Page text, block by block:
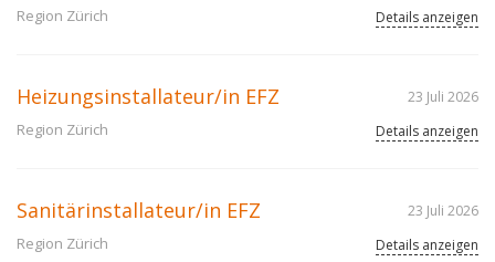
Region Zürich
Details anzeigen
Heizungsinstallateur/in EFZ
Region Zürich
23 Juli 2026
Details anzeigen
Sanitärinstallateur/in EFZ
Region Zürich
23 Juli 2026
Details anzeigen